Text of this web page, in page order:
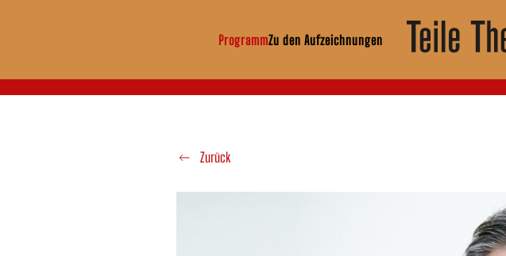
ProgrammZu den Aufzeichnungen
Zurück